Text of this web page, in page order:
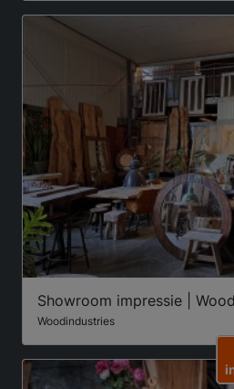
Showroom impressie |
Woodindustries